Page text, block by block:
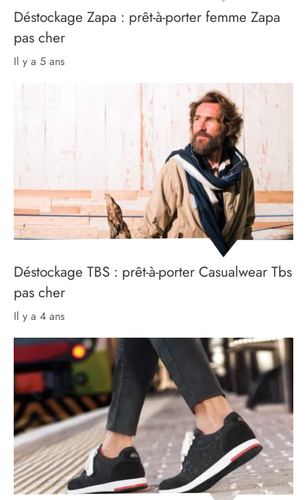
Déstockage Zapa : prêt-à-porter femme Zapa
pas cher
il y a 5 ans
Déstockage TBS : prêt-à-porter Casualwear Tbs
pas cher
il y a 4 ans